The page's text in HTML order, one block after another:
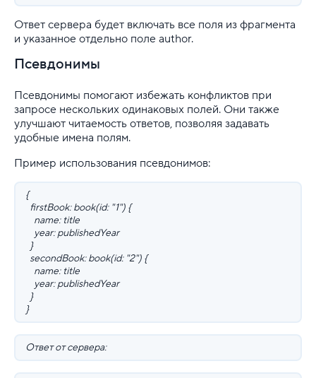
Ответ сервера будет включать все поля из фрагмента
и указанное отдельно поле author.
Псевдонимы
Псевдонимы помогают избежать конфликтов при
запросе нескольких одинаковых полей. Они также
улучшают читаемость ответов, позволяя задавать
удобные имена полям.
Пример использования псевдонимов:
{
firstBook: book(id: "1") {
name: title
year: publishedYear
}
secondBook: book(id: "2") {
name: title
year: publishedYear
}
}
Ответ от сервера: